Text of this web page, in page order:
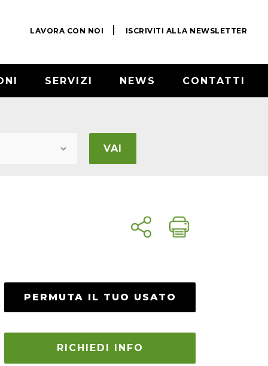
LAVORA CON NOI ISCRIVITI ALLA NEWSLETTER
SERVIZI NEWS CONTATTI
VAI
PERMUTA IL TUO USATO
RICHIEDI INFO